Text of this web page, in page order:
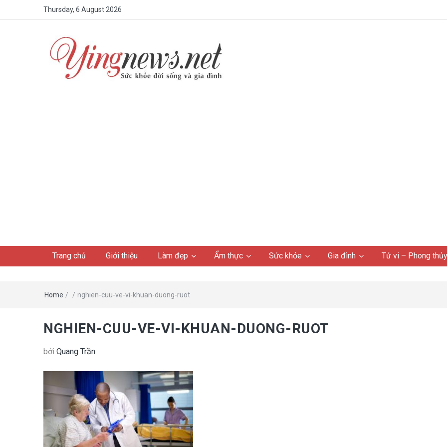
Thursday, 6 August 2026
Trang chủ Giới thiệu Làm đẹp Ẩm thực Sức khỏe Gia đình Tử vi – Phong thủy
Home / / nghien-cuu-ve-vi-khuan-duong-ruot
NGHIEN-CUU-VE-VI-KHUAN-DUONG-RUOT
bởi Quang Trần